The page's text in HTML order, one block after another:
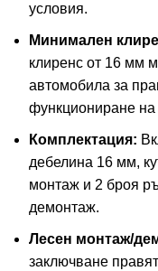
условия.
Минимален
клиренс от 16 мм
автомобила за
функциониране на
Комплектация:
дебелина 16 мм,
монтаж и 2 броя
демонтаж.
Лесен монтаж/
заключване